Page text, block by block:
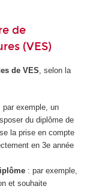
de
(VES)
de VES , selon la
exemple, un
du diplôme de
la prise en compte
en 3e année
: par exemple,
et souhaite